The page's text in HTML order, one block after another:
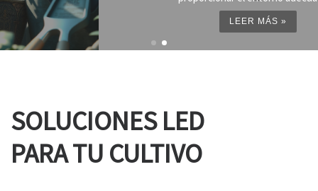
SOLUCIONES LED
PARA TU CULTIVO